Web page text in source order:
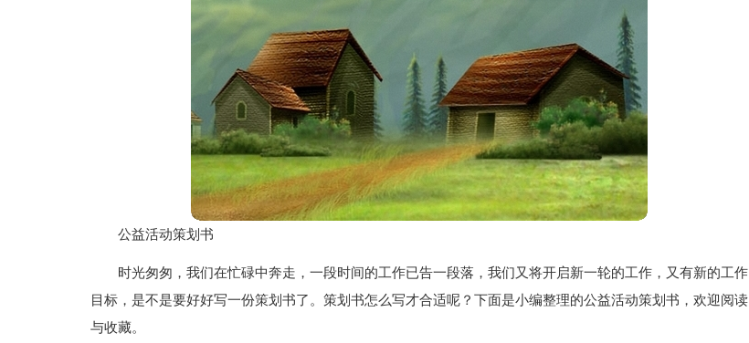
公益活动策划书
时光匆匆，我们在忙碌中奔走，一段时间的工作已告一段落，我们又将开启新一轮的工作，又有新的工作
目标，是不是要好好写一份策划书了。策划书怎么写才合适呢？下面是小编整理的公益活动策划书，欢迎阅读
与收藏。